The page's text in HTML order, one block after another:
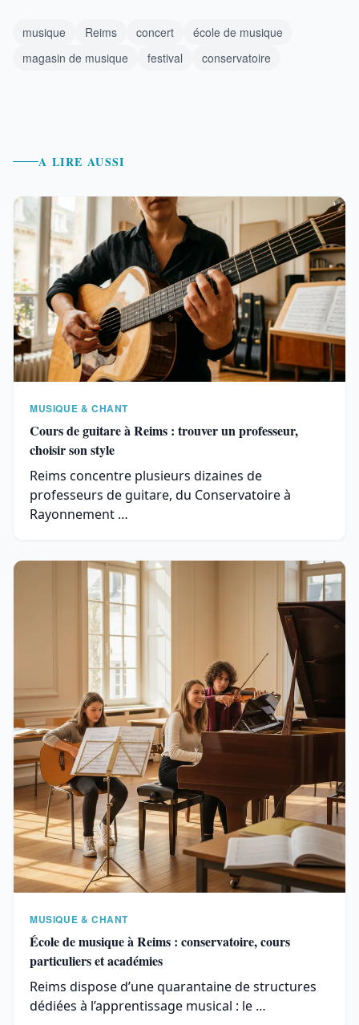
musique Reims concert
école de musique
magasin de musique
festival conservatoire
A LIRE AUSSI
MUSIQUE & CHANT
Cours de guitare à Reims : trouver un professeur,
choisir son style
Reims concentre plusieurs dizaines de
professeurs de guitare, du Conservatoire à
Rayonnement …
MUSIQUE & CHANT
École de musique à Reims : conservatoire, cours
particuliers et académies
Reims dispose d’une quarantaine de structures
dédiées à l’apprentissage musical : le …